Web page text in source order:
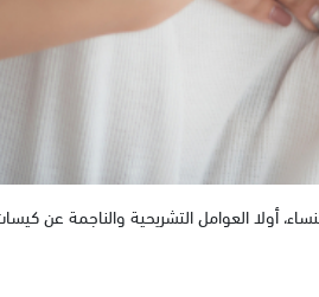
أولا العوامل التشريحية والناجمة عن